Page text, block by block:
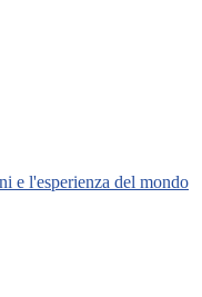
e l'esperienza del mondo